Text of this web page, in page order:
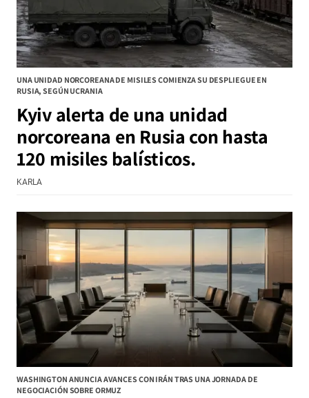
UNA UNIDAD NORCOREANA DE MISILES COMIENZA SU DESPLIEGUE EN
RUSIA, SEGÚN UCRANIA
Kyiv alerta de una unidad
norcoreana en Rusia con hasta
120 misiles balísticos.
KARLA
WASHINGTON ANUNCIA AVANCES CON IRÁN TRAS UNA JORNADA DE
NEGOCIACIÓN SOBRE ORMUZ